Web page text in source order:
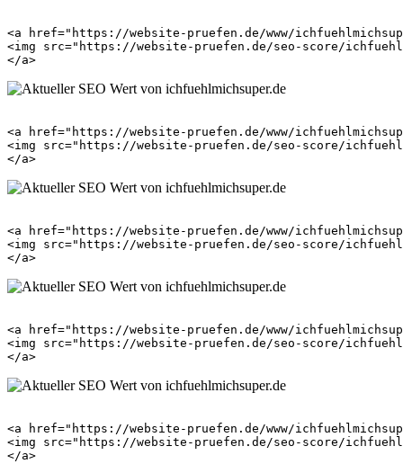
<a href="https://website-pruefen.de/www/
<img src="https://website-pruefen.de/seo-score/
<a href="https://website-pruefen.de/www/
<img src="https://website-pruefen.de/seo-score/
<a href="https://website-pruefen.de/www/
<img src="https://website-pruefen.de/seo-score/
<a href="https://website-pruefen.de/www/
<img src="https://website-pruefen.de/seo-score/
<a href="https://website-pruefen.de/www/
<img src="https://website-pruefen.de/seo-score/